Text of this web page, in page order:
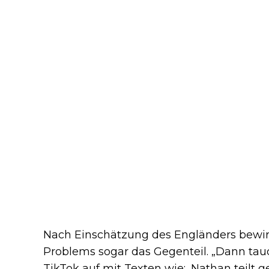
Nach Einschätzung des Engländers
Problems sogar das Gegenteil. „Dann